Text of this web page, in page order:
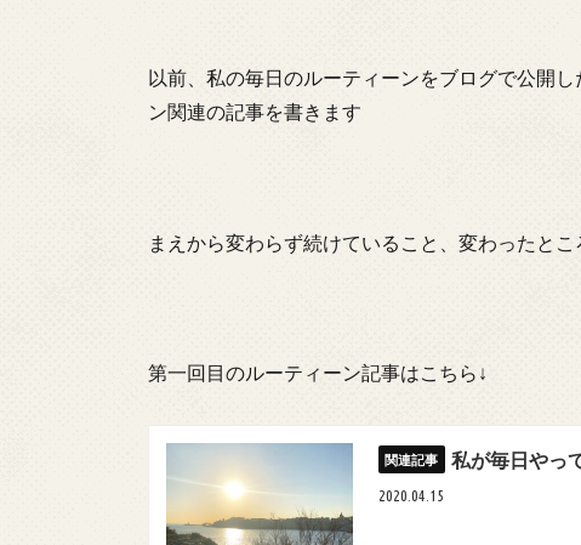
以前、私の毎日のルーティーンをブログで公開
ン関連の記事を書きます
まえから変わらず続けていること、変わったとこ
第一回目のルーティーン記事はこちら↓
私が毎日やっ
2020.04.15